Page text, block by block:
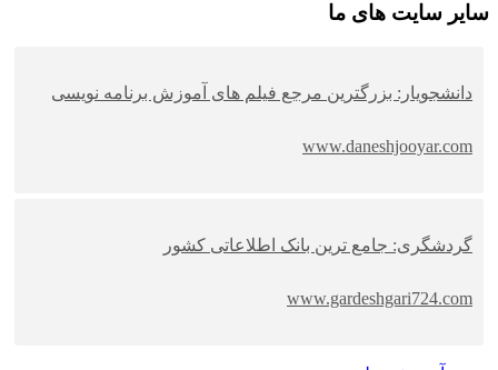
سایر سایت های ما
دانشجویار: بزرگترین مرجع فیلم های آموزش برنامه نویسی
www.daneshjooyar.com
گردشگری: جامع ترین بانک اطلاعاتی کشور
www.gardeshgari724.com